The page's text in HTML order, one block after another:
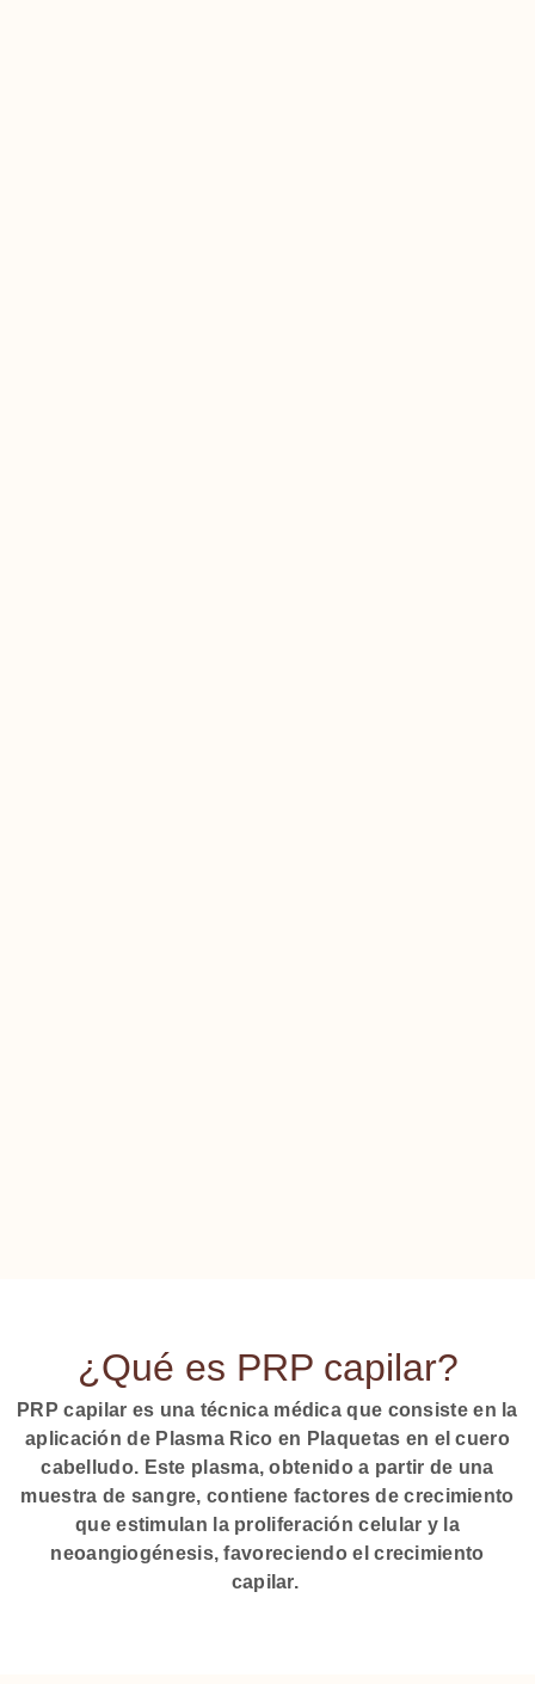
¿Qué es PRP capilar?
PRP capilar es una técnica médica que consiste en la
aplicación de Plasma Rico en Plaquetas en el cuero
cabelludo. Este plasma, obtenido a partir de una
muestra de sangre, contiene factores de crecimiento
que estimulan la proliferación celular y la
neoangiogénesis, favoreciendo el crecimiento
capilar.